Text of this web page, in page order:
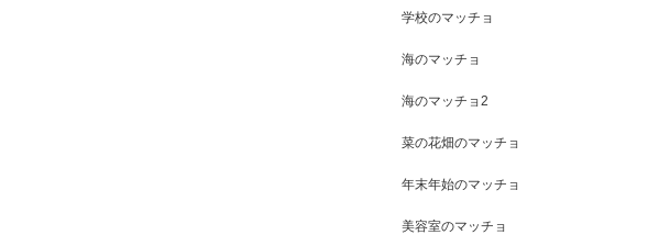
学校のマッチョ
海のマッチョ
海のマッチョ2
菜の花畑のマッチョ
年末年始のマッチョ
美容室のマッチョ